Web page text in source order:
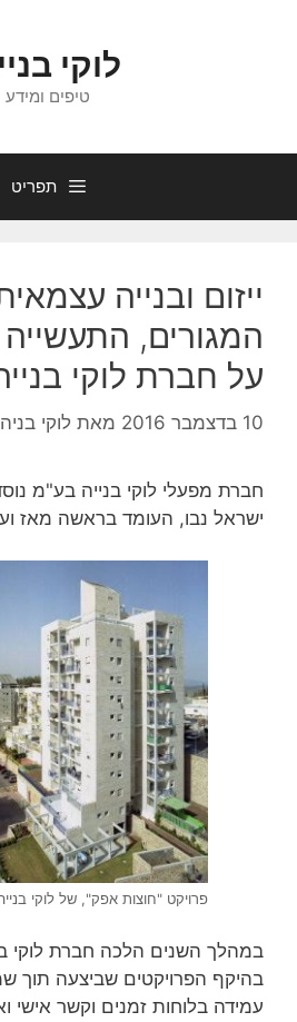
לוקי
טיפים ומידע
תפריט
ייזום ובנייה
המגורים,
על חברת לוקי
10 בדצמבר 2016 מאת לוקי בניה
ישראל נבו, העומד בראשה מאז
פרויקט "חוצות אפק", של לוקי
במהלך השנים הלכה חברת לוקי
בהיקף הפרויקטים שביצעה תוך
עמידה בלוחות זמנים וקשר אישי